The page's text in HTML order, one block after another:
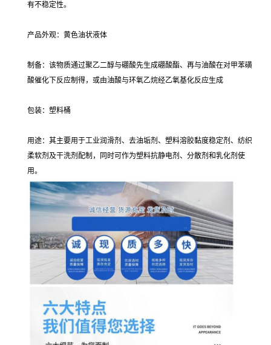
有不稳定性。
产品外观：黄色油状液体
制备：该物质通过聚乙二醇与硼酸先生成硼酸酯、再与油酸在对甲苯磺
酸催化下反应制得，或由油酸与环氧乙烷经乙氧基化反应生成
包装：塑料桶
用途：其主要用于工业润滑剂、去油垢剂、塑料溶胶黏度稳定剂、纺织
柔软剂及干洗剂配制，同时可作为塑料抗静电剂、分散剂和乳化剂使
用。